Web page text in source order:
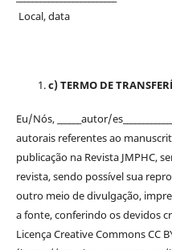
Local, data
c) TERMO DE
Eu/Nós, ______autor/
autorais referentes ao
publicação na Revista JMPHC,
revista, sendo possível sua
outro meio de divulgação,
a fonte, conferindo os devidos
Licença Creative Commons CC